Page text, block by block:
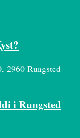
2960 Rungsted
i Rungsted